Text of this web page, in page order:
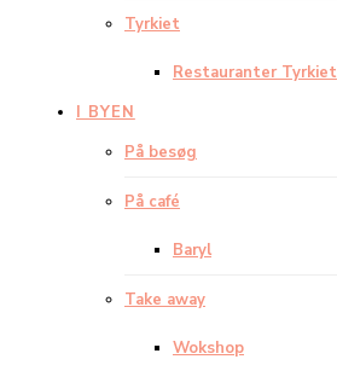
Tyrkiet
Restauranter Tyrkiet
I BYEN
På besøg
På café
Baryl
Take away
Wokshop